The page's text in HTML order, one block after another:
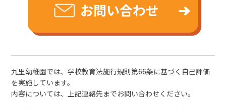
お問い合わせ
九里幼稚園では、学校教育法施行規則第66条に基づく自己評価
を実施しています。
内容については、上記連絡先までお問い合わせください。